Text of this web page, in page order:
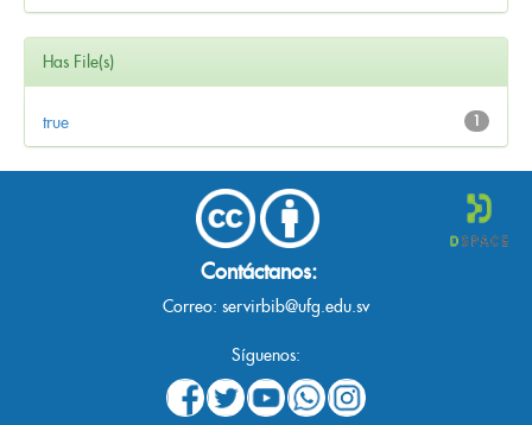
Has File(s)
1
true
Contáctanos:
Correo: servirbib@ufg.edu.sv
Síguenos: